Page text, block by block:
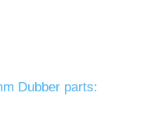
Dubber parts: